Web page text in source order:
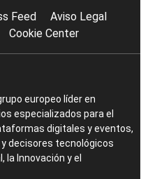
Feed
Aviso Legal
Cookie Center
europeo líder en
especializados para el
digitales y eventos,
decisores tecnológicos
Innovación y el